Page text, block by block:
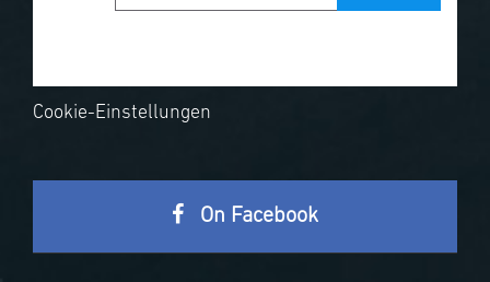
Cookie-Einstellungen
On Facebook